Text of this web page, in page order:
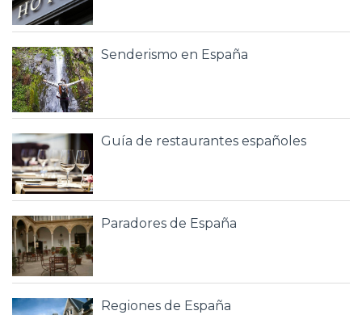
Senderismo en España
Guía de restaurantes españoles
Paradores de España
Regiones de España